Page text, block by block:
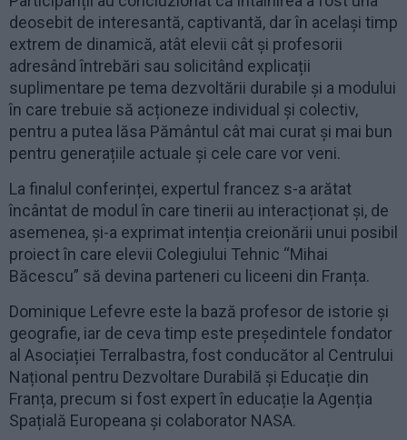
deosebit de interesantă, captivantă, dar în același timp
extrem de dinamică, atât elevii cât și profesorii
adresând întrebări sau solicitând explicații
suplimentare pe tema dezvoltării durabile și a modului
în care trebuie să acționeze individual și colectiv,
pentru a putea lăsa Pământul cât mai curat și mai bun
pentru generațiile actuale și cele care vor veni.
La finalul conferinței, expertul francez s-a arătat
încântat de modul în care tinerii au interacționat și, de
asemenea, și-a exprimat intenția creionării unui posibil
proiect în care elevii Colegiului Tehnic “Mihai
Băcescu” să devina parteneri cu liceeni din Franța.
Dominique Lefevre este la bază profesor de istorie și
geografie, iar de ceva timp este președintele fondator
al Asociației Terralbastra, fost conducător al Centrului
Național pentru Dezvoltare Durabilă și Educație din
Franța, precum si fost expert în educație la Agenția
Spațială Europeana și colaborator NASA.